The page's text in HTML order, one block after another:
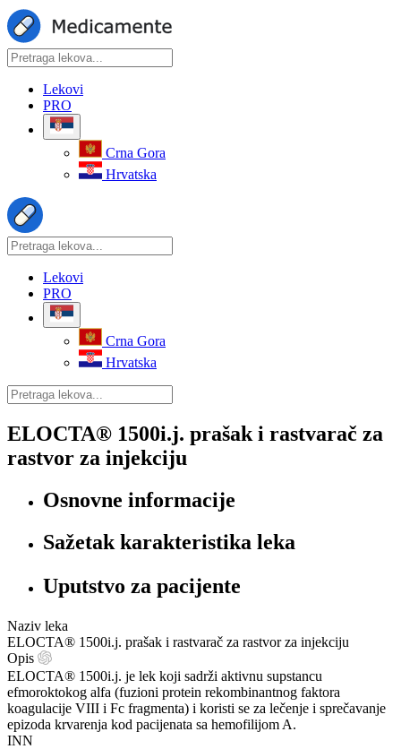
Lekovi
PRO
Crna Gora
Hrvatska
Lekovi
PRO
Crna Gora
Hrvatska
ELOCTA® 1500i.j. prašak i rastvarač za
rastvor za injekciju
Osnovne informacije
Sažetak karakteristika leka
Uputstvo za pacijente
Naziv leka
ELOCTA® 1500i.j. prašak i rastvarač za rastvor za injekciju
Opis
ELOCTA® 1500i.j. je lek koji sadrži aktivnu supstancu
efmoroktokog alfa (fuzioni protein rekombinantnog faktora
koagulacije VIII i Fc fragmenta) i koristi se za lečenje i sprečavanje
epizoda krvarenja kod pacijenata sa hemofilijom A.
INN